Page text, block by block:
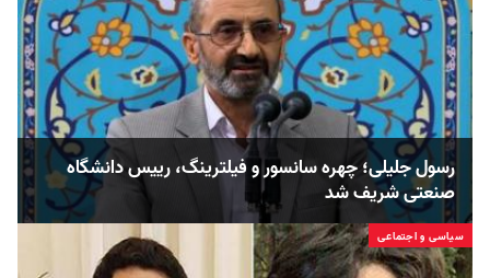
رسول جلیلی؛ چهره سانسور و فیلترینگ، رییس دانشگاه
صنعتی شریف شد
سیاسی و اجتماعی